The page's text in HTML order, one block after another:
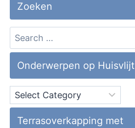
Zoeken
Search
for:
Onderwerpen op Huisvlijt
Onderwerpen
op
Huisvlijt
Terrasoverkapping met